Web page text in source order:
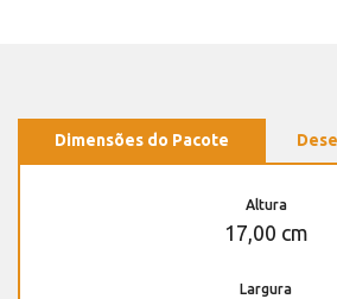
Dimensões do Pacote
Altura
17,00 cm
Largura